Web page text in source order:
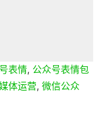
表情, 公众号表情包
体运营, 微信公众